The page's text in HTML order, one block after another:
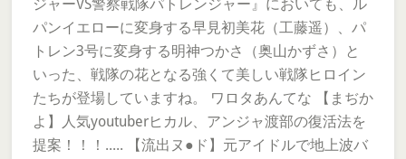
ジャーVS警察戦隊パトレンジャー』においても、ル
パンイエローに変身する早見初美花（工藤遥）、パ
トレン3号に変身する明神つかさ（奥山かずさ）と
いった、戦隊の花となる強くて美しい戦隊ヒロイン
たちが登場していますね。 ワロタあんてな 【まぢか
よ】人気youtuberヒカル、アンジャ渡部の復活法を
提案！！！..... 【流出ヌ●ド】元アイドルで地上波バ